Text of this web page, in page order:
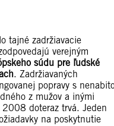
tajné zadržiavacie
verejným
súdu pre ľudské
. Zadržiavaných
popravy s
z mužov a inými
2008 doteraz trvá. Jeden
na poskytnutie